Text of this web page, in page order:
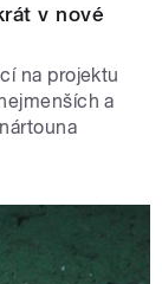
v nové
na projektu
a